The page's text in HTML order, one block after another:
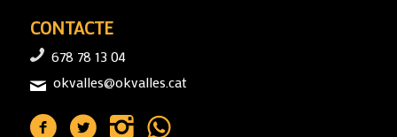
CONTACTE
678 78 13 04
okvalles@okvalles.cat